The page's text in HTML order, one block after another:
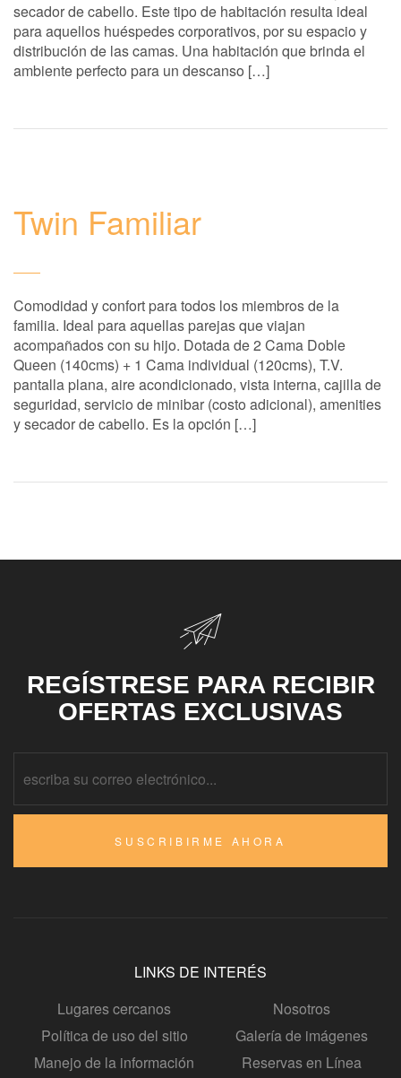
secador de cabello. Este tipo de habitación resulta ideal
para aquellos huéspedes corporativos, por su espacio y
distribución de las camas. Una habitación que brinda el
ambiente perfecto para un descanso […]
Twin Familiar
Comodidad y confort para todos los miembros de la
familia. Ideal para aquellas parejas que viajan
acompañados con su hijo. Dotada de 2 Cama Doble
Queen (140cms) + 1 Cama individual (120cms), T.V.
pantalla plana, aire acondicionado, vista interna, cajilla de
seguridad, servicio de minibar (costo adicional), amenities
y secador de cabello. Es la opción […]
REGÍSTRESE PARA RECIBIR
OFERTAS EXCLUSIVAS
SUSCRIBIRME AHORA
LINKS DE INTERÉS
Lugares cercanos
Política de uso del sitio
Manejo de la información
Nosotros
Galería de imágenes
Reservas en Línea